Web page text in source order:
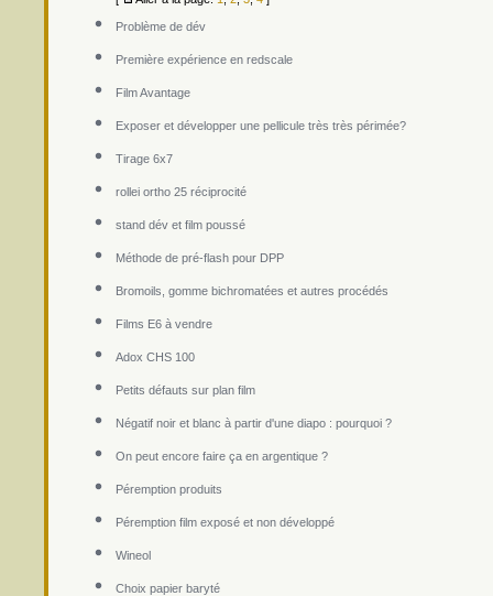
Problème de dév
Première expérience en redscale
Film Avantage
Exposer et développer une pellicule très très périmée?
Tirage 6x7
rollei ortho 25 réciprocité
stand dév et film poussé
Méthode de pré-flash pour DPP
Bromoils, gomme bichromatées et autres procédés
Films E6 à vendre
Adox CHS 100
Petits défauts sur plan film
Négatif noir et blanc à partir d'une diapo : pourquoi ?
On peut encore faire ça en argentique ?
Péremption produits
Péremption film exposé et non développé
Wineol
Choix papier baryté